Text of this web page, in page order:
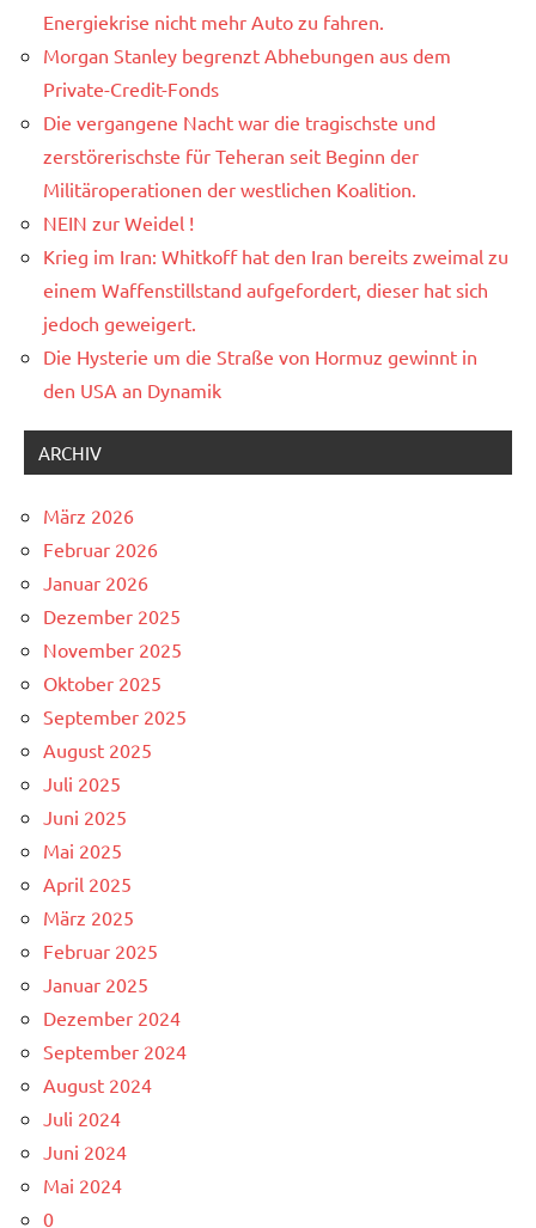
Energiekrise nicht mehr Auto zu fahren.
Morgan Stanley begrenzt Abhebungen aus dem
Private-Credit-Fonds
Die vergangene Nacht war die tragischste und
zerstörerischste für Teheran seit Beginn der
Militäroperationen der westlichen Koalition.
NEIN zur Weidel !
Krieg im Iran: Whitkoff hat den Iran bereits zweimal zu
einem Waffenstillstand aufgefordert, dieser hat sich
jedoch geweigert.
Die Hysterie um die Straße von Hormuz gewinnt in
den USA an Dynamik
ARCHIV
März 2026
Februar 2026
Januar 2026
Dezember 2025
November 2025
Oktober 2025
September 2025
August 2025
Juli 2025
Juni 2025
Mai 2025
April 2025
März 2025
Februar 2025
Januar 2025
Dezember 2024
September 2024
August 2024
Juli 2024
Juni 2024
Mai 2024
0